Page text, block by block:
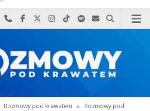
Najlepiej po prostu do nas zadzwoń
Odwiedź nas na Facebook-u
Odwiedź nas na X
Odwiedź nas na Instagram-ie
Odwiedź nas na TikTok-u
Szukaj nas na Spotify
Wyślij do nas
Szukaj
Rozmowy pod krawatem »
Rozmowy pod